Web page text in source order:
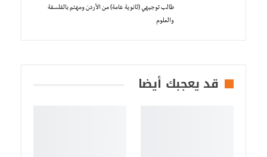
طالب توجيهي (ثانوية عامة) من الأردن ومهتم بالفلسفة
والعلوم
قد يعجبك أيضا